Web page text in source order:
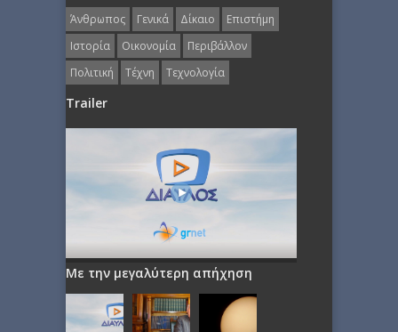
Άνθρωπος Γενικά Δίκαιο
Επιστήμη
Ιστορία
Οικονομία
Περιβάλλον
Πολιτική
Τέχνη Τεχνολογία
Trailer
Με την μεγαλύτερη απήχηση